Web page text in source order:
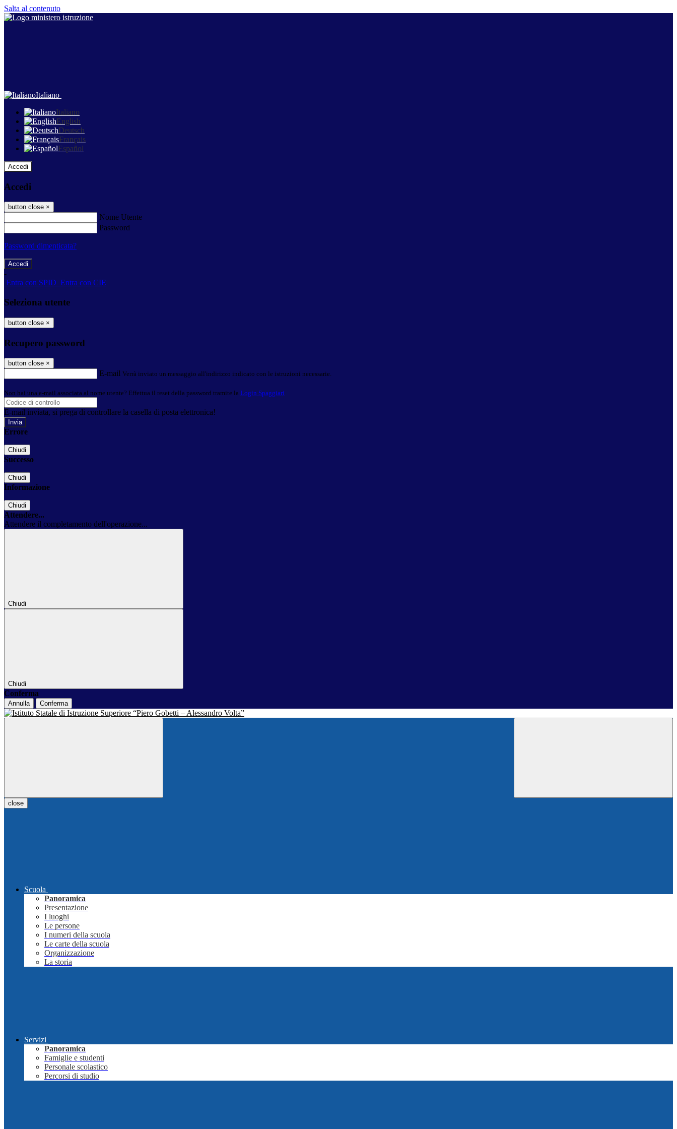
Salta al contenuto
Italiano
Italiano
English
Deutsch
Français
Español
Accedi
Accedi
button close ×
Nome Utente
Password
Password dimenticata?
-
Entra con SPID Entra con CIE
Seleziona utente
button close ×
Recupero password
button close ×
E-mail Verrà inviato un messaggio all'indirizzo indicato con le istruzioni necessarie.
Non hai una e-mail associata al nome utente? Effettua il reset della password tramite la Login Spaggiari
E-mail inviata, si prega di controllare la casella di posta elettronica!
Errore
Chiudi
Successo
Chiudi
Informazione
Chiudi
Attendere...
Attendere il completamento dell'operazione...
Chiudi
Chiudi
Conferma
Annulla Conferma
close
Scuola
Panoramica
Presentazione
I luoghi
Le persone
I numeri della scuola
Le carte della scuola
Organizzazione
La storia
Servizi
Panoramica
Famiglie e studenti
Personale scolastico
Percorsi di studio